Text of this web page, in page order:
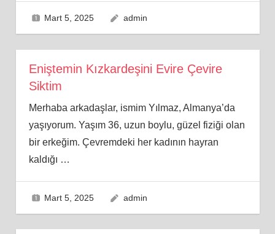
Mart 5, 2025 admin
Eniştemin Kızkardeşini Evire Çevire
Siktim
Merhaba arkadaşlar, ismim Yılmaz, Almanya’da
yaşıyorum. Yaşım 36, uzun boylu, güzel fiziği olan
bir erkeğim. Çevremdeki her kadının hayran
kaldığı …
Mart 5, 2025 admin